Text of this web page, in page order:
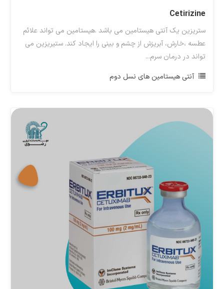
Cetirizine
ستریزین یک آنتی هیستامین می باشد .هیستامین می تواند علائم
عطسه ،خارش، آبریزش از چشم و بینی را ایجاد کند. ستیریزین می
تواند در درمان سرم...
آنتی هیستامین های نسل دوم